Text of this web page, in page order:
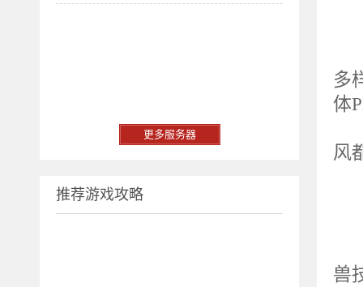
多
体
风
兽
更多服务器
推荐游戏攻略